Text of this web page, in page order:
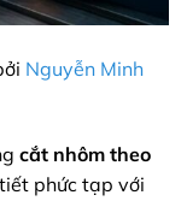
Nguyễn Minh
cắt nhôm theo
phức tạp với